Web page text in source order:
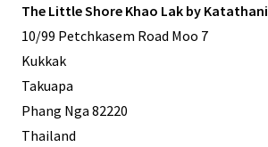
The Little Shore Khao Lak by Katathani
10/99 Petchkasem Road Moo 7
Kukkak
Takuapa
Phang Nga 82220
Thailand